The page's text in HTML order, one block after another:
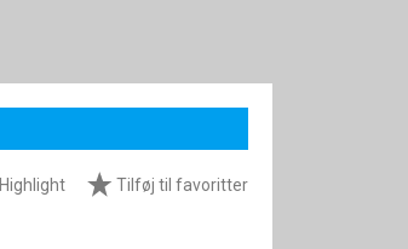
Highlight Tilføj til favoritter